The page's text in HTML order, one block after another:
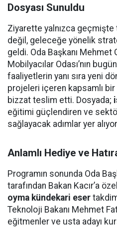
Dosyası Sunuldu
Ziyarette yalnızca
değil, geleceğe yönelik
geldi. Oda Başkanı Mehmet
Mobilyacılar Odası’nın
faaliyetlerin yanı sıra yeni
projeleri içeren kapsamlı bir
bizzat teslim etti. Dosyada;
eğitimi güçlendiren ve
sağlayacak adımlar yer
Anlamlı Hediye ve
Programın sonunda Oda
tarafından Bakan Kacır’a
oyma kündekari eser
Teknoloji Bakanı Mehmet
eğitmenler ve usta adayı